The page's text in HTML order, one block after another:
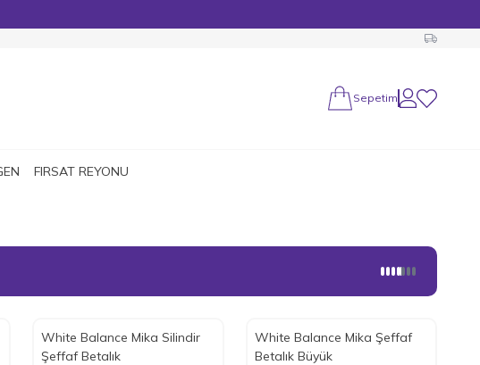
SepetimHesabım
Favorilerim
FIRSAT REYONU
White Balance Mika Silindir
Şeffaf Betalık
White Balance Mika Şeffaf
Betalık Büyük